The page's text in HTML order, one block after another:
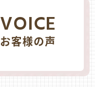
VOICE
お客様の声